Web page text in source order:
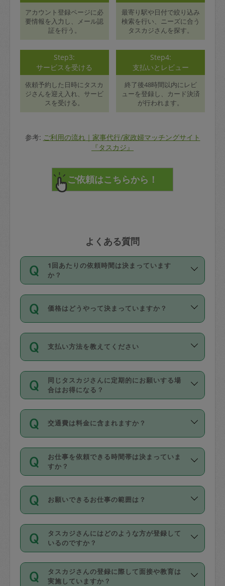
アカウント登録ページに必
要情報を入力し、メール認
証を行う。
最寄り駅や日付で絞り込み
検索を行い、ニーズに合う
タスカジさんを探す。
Step3:
サービスを受ける
依頼予約した日時にタスカ
ジさんを迎え入れ、サービ
スを受ける。
Step4:
支払いとレビュー
終了後48時間以内にレビ
ューを登録し、カード決済
が行われます。
参考: ご利用の流れ｜家事代行/家政婦マッチングサイト
『タスカジ』
よくある質問
1回あたりの依頼時間は決まっています
か？
依頼1回につき3時間固定です。3時間を
超えて依頼したい場合は、延長機能をご
利用ください。機能をご利用いただくに
の上事前申請することが必要です。な
お、3時間を下回っても、値引き等はござ
いません。
価格はどうやって決まっていますか？
11種類の価格帯の中からタスカジさん自
身が価格を選んで設定しています。
タスカジさんの価格設定には最初は制限
があり、レビュー件数、レビューの平均
値、などで除々に設定可能な最高額が上
がっていく仕組みになっています。
支払い方法を教えてください
お支払方法はクレジットカード（Visa／
Master／JCB／AMERICAN EXPRESS／
Diners Club）のみとなります。
を行う際にご入力ください。プロフィー
ル登録時にはご入力いただかなくても大
丈夫です。
デビットカード・プリペイドカード（Vプ
リカ、au WALLETなど）は支払にはご利
銀行振込や現金払いも対応していませ
なお、タスカジさんの交通費も、依頼料
金のご請求と合わせてお支払いとなりま
動計算で表示されます。
同じタスカジさんに定期的にお願いする場
合はお得になる？
依頼には「スポット」と「定期（毎週｜
隔週）」があり、「定期」の依頼は「ス
ポット」よりお得な料金でご利用できま
す。
定期の最低利用回数は設けていない代わ
りに、一定数を超えたキャンセルは有償
（例：毎週定期の場合は３回以上のキャ
ンセルが有償（1200円、隔週定期の場合
は２回以上のキャンセルが有償（1200
交通費は料金に含まれますか？
交通費は依頼料金とは別途発生し、依頼
料金のご請求と合わせてお支払いとなり
ます。交通費の金額は「依頼の詳細」に
お仕事を依頼できる時間帯は決まっていま
すか？
時間帯は3種類あります。いずれも１回あ
たり３時間です。
・ＡＭ ９時～１２時
・ＰＭ １３時～１６時
・夜 １８時～２１時
開始時間を２時間前後変更することが可
お願いできるお仕事の範囲は？
掃除、整理収納、洗濯、買い物、料理、
作り置きです。タスカジさんによってで
きる仕事の範囲が異なりますので、依頼
する前にタスカジさんのプロフィールで
確認してください。
タスカジさんにはどのような方が登録して
いるのですか？
主婦として長年の家事経験をお持ちの
方、栄養士・調理師といった資格者で保
タスカジさんの登録に際して面接や教育は
実施していますか？